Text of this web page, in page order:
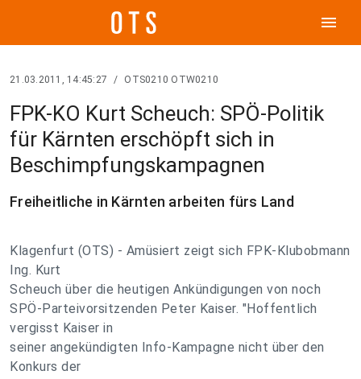
menu
21.03.2011, 14:45:27 / OTS0210 OTW0210
FPK-KO Kurt Scheuch: SPÖ-Politik
für Kärnten erschöpft sich in
Beschimpfungskampagnen
Freiheitliche in Kärnten arbeiten fürs Land
Klagenfurt (OTS) - Amüsiert zeigt sich FPK-Klubobmann
Ing. Kurt
Scheuch über die heutigen Ankündigungen von noch
SPÖ-Parteivorsitzenden Peter Kaiser. "Hoffentlich
vergisst Kaiser in
seiner angekündigten Info-Kampagne nicht über den
Konkurs der